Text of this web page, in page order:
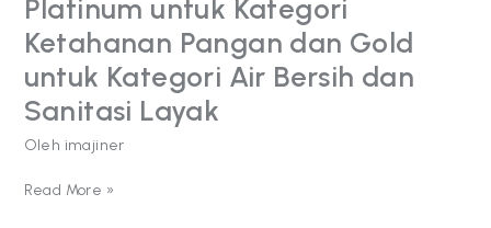
Platinum untuk Kategori
Ketahanan Pangan dan Gold
untuk Kategori Air Bersih dan
Sanitasi Layak
Oleh imajiner
untuk
Kategori
Ketahanan
Pangan
dan
untuk
Air
Read More »